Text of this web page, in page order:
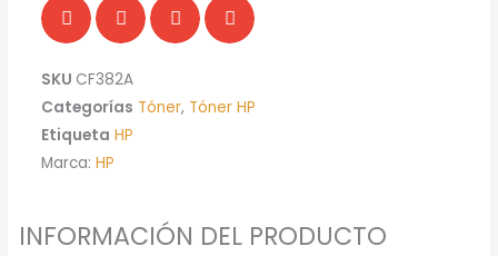
SKU CF382A
Categorías Tóner, Tóner HP
Etiqueta HP
Marca:HP
INFORMACIÓN DEL PRODUCTO